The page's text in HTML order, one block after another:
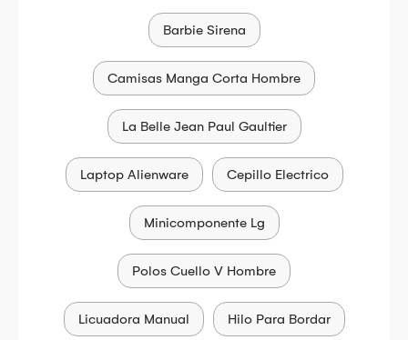
Barbie Sirena
Camisas Manga Corta Hombre
La Belle Jean Paul Gaultier
Laptop Alienware Cepillo Electrico
Minicomponente Lg
Polos Cuello V Hombre
Licuadora Manual Hilo Para Bordar